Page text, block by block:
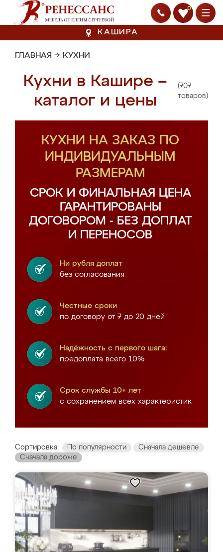
0
КАШИРА
ГЛАВНАЯ → КУХНИ
Кухни в Кашире –
каталог и цены
(707
товаров)
КУХНИ НА ЗАКАЗ ПО
ИНДИВИДУАЛЬНЫМ
РАЗМЕРАМ
СРОК И ФИНАЛЬНАЯ ЦЕНА
ГАРАНТИРОВАНЫ
ДОГОВОРОМ - БЕЗ ДОПЛАТ
И ПЕРЕНОСОВ
Ни рубля доплат
без согласования
Честные сроки
по договору от 7 до 20 дней
Надёжность с первого шага:
предоплата всего 10%
Срок службы 10+ лет
с сохранением всех характеристик
Сортировка: По популярности
Сначала дешевле
Сначала дороже